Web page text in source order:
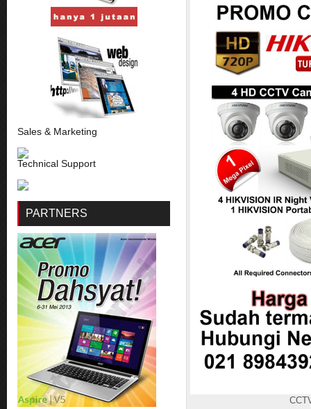
Sales & Marketing
Technical Support
PARTNERS